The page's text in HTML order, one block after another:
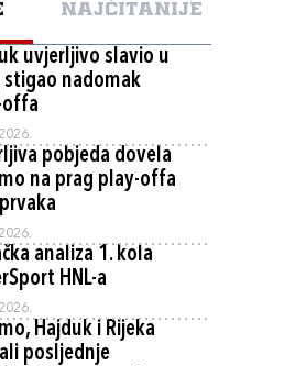
NAJČITANIJE
uvjerljivo slavio u
stigao nadomak
offa
pobjeda dovela
na prag play-offa
analiza 1. kola
HNL-a
Hajduk i Rijeka
posljednje